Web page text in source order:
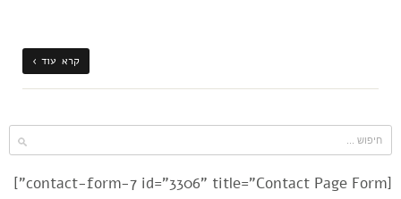
קרא עוד ›
[contact-form-7 id="3306" title="Contact Page Form"]